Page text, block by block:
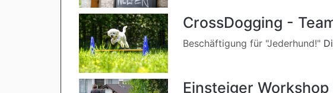
CrossDogging -
Beschäftigung für "Jederhund!"
Einsteiger